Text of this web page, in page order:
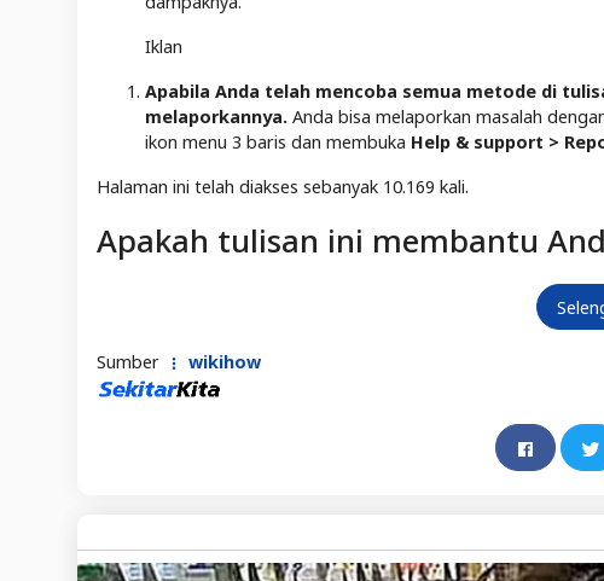
Iklan
Apabila Anda telah mencoba semua metode di
melaporkannya. Anda bisa melaporkan masalah
ikon menu 3 baris dan membuka Help & support >
Halaman ini telah diakses sebanyak 10.169 kali.
Apakah tulisan ini membantu
Sumber wikihow